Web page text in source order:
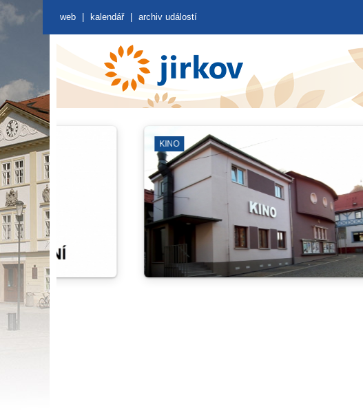
web kalendář archiv událostí
ZÁJMOVÁ SDRUŽENÍ